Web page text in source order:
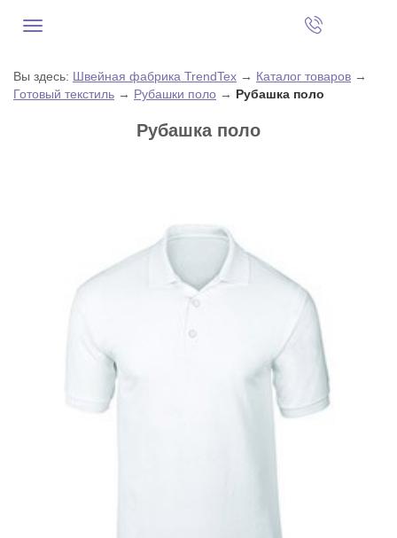
Вы здесь: Швейная фабрика TrendTex → Каталог товаров →
Готовый текстиль → Рубашки поло → Рубашка поло
Рубашка поло